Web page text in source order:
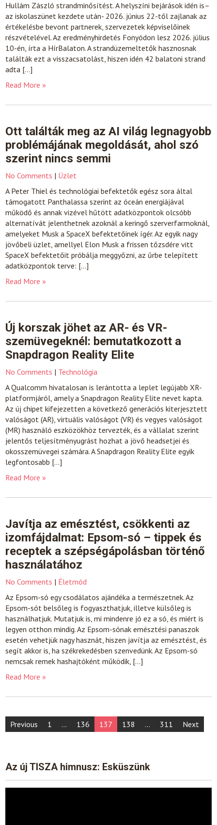
Hullám Zászló strandminősítést. A helyszíni bejárások idén is–
az iskolaszünet kezdete után- 2026. június 22-től zajlanak az
értékelésbe bevont partnerek, szervezetek képviselőinek
részvételével. Az eredményhirdetés Fonyódon lesz 2026. július
10-én, írta a HírBalaton. A strandüzemeltetők hasznosnak
találták ezt a visszacsatolást, hiszen idén 42 balatoni strand
adta […]
Read More »
Ott találták meg az AI világ legnagyobb
problémájának megoldását, ahol szó
szerint nincs semmi
No Comments | Üzlet
A Peter Thiel és technológiai befektetők egész sora által
támogatott Panthalassa szerint az óceán energiájával
működő és annak vizével hűtött adatközpontok olcsóbb
alternatívát jelenthetnek azoknál a keringő szerverfarmoknál,
amelyeket Musk a SpaceX befektetőinek ígér. Az egyik nagy
jövőbeli üzlet, amellyel Elon Musk a frissen tőzsdére vitt
SpaceX befektetőit próbálja meggyőzni, az űrbe telepített
adatközpontok terve: […]
Read More »
Új korszak jöhet az AR- és VR-
szemüvegeknél: bemutatkozott a
Snapdragon Reality Elite
No Comments | Technológia
A Qualcomm hivatalosan is lerántotta a leplet legújabb XR-
platformjáról, amely a Snapdragon Reality Elite nevet kapta.
Az új chipet kifejezetten a következő generációs kiterjesztett
valóságot (AR), virtuális valóságot (VR) és vegyes valóságot
(MR) használó eszközökhöz tervezték, és a vállalat szerint
jelentős teljesítményugrást hozhat a jövő headsetjei és
okosszemüvegei számára. A Snapdragon Reality Elite egyik
legfontosabb […]
Read More »
Javítja az emésztést, csökkenti az
izomfájdalmat: Epsom-só – tippek és
receptek a szépségápolásban történő
használatához
No Comments | Életmód
Az Epsom-só egy csodálatos ajándéka a természetnek. Az
Epsom-sót belsőleg is fogyaszthatjuk, illetve külsőleg is
használhatjuk. Mutatjuk is, mi mindenre jó ez a só, és miért is
legyen otthon mindig. Az Epsom-sónak emésztési panaszok
esetén vehetjük nagy hasznát, hiszen javítja az emésztést, és
segít akkor is, ha székrekedésben szenvedünk. Az Epsom-só
nemcsak remek hashajtóként működik, […]
Read More »
Posts
pagination
Previous 1 … 136 137 138 … 311 Next
Az új TISZA himnusz: Esküszünk